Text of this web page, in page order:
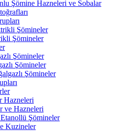
Şömine Hazneleri ve Sobalar
Şömineler
Şömineler
Şömineler
Şömineler
Şömineler
Hazneleri
ve Hazneleri
Şömineler
Kuzineler